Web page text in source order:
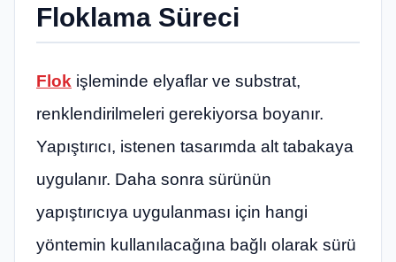
Floklama Süreci
Flok işleminde elyaflar ve substrat,
renklendirilmeleri gerekiyorsa boyanır.
Yapıştırıcı, istenen tasarımda alt tabakaya
uygulanır. Daha sonra sürünün
yapıştırıcıya uygulanması için hangi
yöntemin kullanılacağına bağlı olarak sürü